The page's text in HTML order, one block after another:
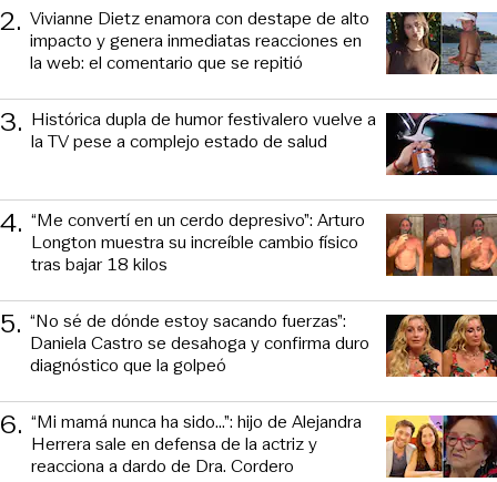
2. Vivianne Dietz enamora con destape de alto
impacto y genera inmediatas reacciones en
la web: el comentario que se repitió
3. Histórica dupla de humor festivalero vuelve a
la TV pese a complejo estado de salud
4. “Me convertí en un cerdo depresivo”: Arturo
Longton muestra su increíble cambio físico
tras bajar 18 kilos
5. “No sé de dónde estoy sacando fuerzas”:
Daniela Castro se desahoga y confirma duro
diagnóstico que la golpeó
6. “Mi mamá nunca ha sido...”: hijo de Alejandra
Herrera sale en defensa de la actriz y
reacciona a dardo de Dra. Cordero